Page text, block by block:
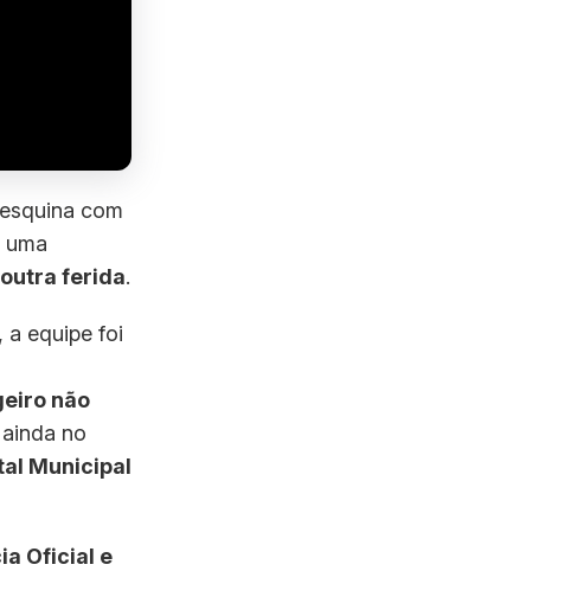
com
ferida.
, a equipe foi
não
ainda no
Municipal
Oficial e